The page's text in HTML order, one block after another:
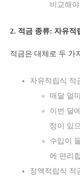
비교해
2. 적금 종류: 자유적
적금은 대체로 두 가
자유적립식 적
매달 얼
이번 달
정이 있
수입이
에 편리
정액적립식 적